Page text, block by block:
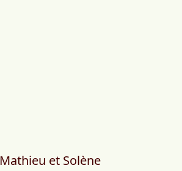
Mathieu et Solène